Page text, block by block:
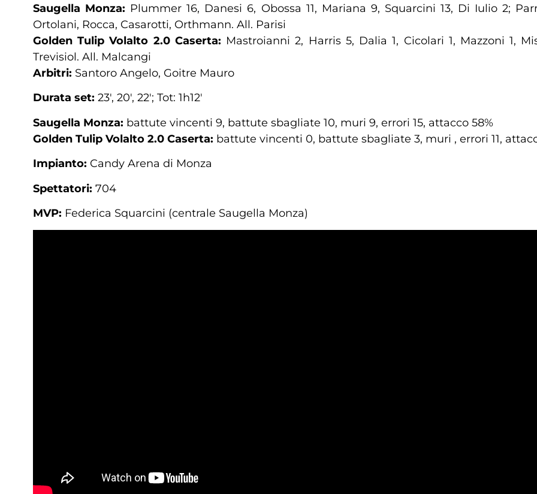
Saugella Monza: Plummer 16, Danesi 6, Obossa 11, Mariana 9, Squarcini 13, Di Iulio 2;
Ortolani, Rocca, Casarotti, Orthmann. All. Parisi
Golden Tulip Volalto 2.0 Caserta: Mastroianni 2, Harris 5, Dalia 1, Cicolari 1, Mazzoni 1,
Trevisiol. All. Malcangi
Arbitri: Santoro Angelo, Goitre Mauro
Durata set: 23′, 20′, 22′; Tot: 1h12′
Saugella Monza: battute vincenti 9, battute sbagliate 10, muri 9, errori 15, attacco 58%
Golden Tulip Volalto 2.0 Caserta: battute vincenti 0, battute sbagliate 3, muri , errori 11,
Impianto: Candy Arena di Monza
Spettatori: 704
MVP: Federica Squarcini (centrale Saugella Monza)